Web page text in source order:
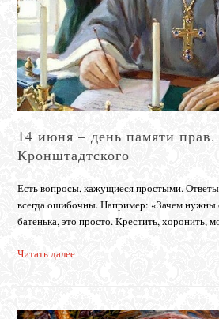
14 июня – день памяти
Кронштадтского
Есть вопросы, кажущиеся простыми.
всегда ошибочны. Например: «Зачем
батенька, это просто. Крестить, хоронить,
Читать далее